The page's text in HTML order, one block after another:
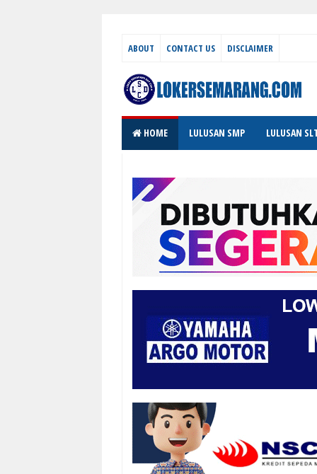
ABOUT CONTACT US DISCLAIMER
HOME LULUSAN SMP LULUSAN